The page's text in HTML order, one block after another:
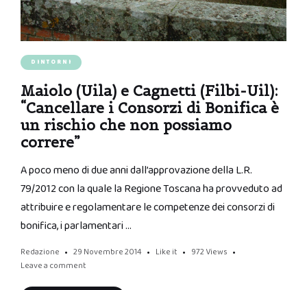
DINTORNI
Maiolo (Uila) e Cagnetti (Filbi-Uil):
“Cancellare i Consorzi di Bonifica è
un rischio che non possiamo
correre”
A poco meno di due anni dall’approvazione della L.R.
79/2012 con la quale la Regione Toscana ha provveduto ad
attribuire e regolamentare le competenze dei consorzi di
bonifica, i parlamentari …
Redazione 29 Novembre 2014 Like it 972 Views
Leave a comment